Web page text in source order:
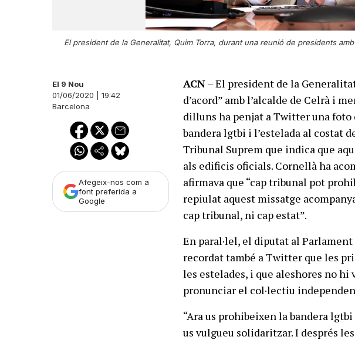
El president de la Generalitat, Quim Torra, durant una reunió de presidents
El 9 Nou
01/06/2020 | 19:42
Barcelona
Afegeix-nos com a
font preferida a
Google
ACN– El president de la
d’acord” amb l’alcalde de Celrà i
dilluns ha penjat a Twitter una foto
bandera lgtbi i l’estelada al costat
Tribunal Suprem que indica que
als edificis oficials. Cornellà ha
afirmava que “cap tribunal pot
repiulat aquest missatge
cap tribunal, ni cap estat”.
En paral·lel, el diputat al
recordat també a Twitter que les
les estelades, i que aleshores no hi
pronunciar el col·lectiu
“Ara us prohibeixen la bandera
us vulgueu solidaritzar. I després